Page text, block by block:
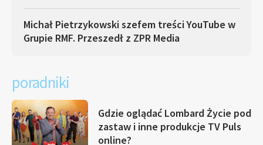
Michał Pietrzykowski szefem treści YouTube w
Grupie RMF. Przeszedł z ZPR Media
poradniki
Gdzie oglądać Lombard Życie pod
zastaw i inne produkcje TV Puls
online?